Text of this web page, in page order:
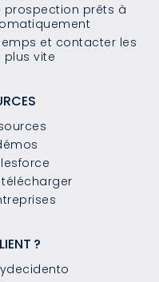
prospection prêts à
et contacter les
vite
?